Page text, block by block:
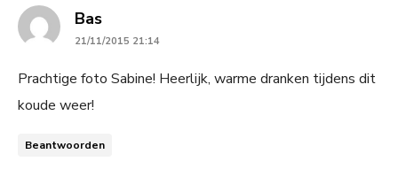
Bassays:
21/11/2015 21:14
Prachtige foto Sabine! Heerlijk, warme dranken tijdens dit
koude weer!
Beantwoorden